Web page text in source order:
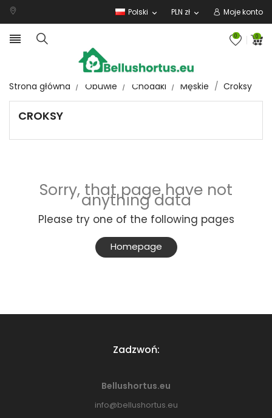
Polski expand_more PLN zł expand_more Moje konto
0 0

Strona główna Obuwie Chodaki Męskie Croksy
CROKSY
Sorry, that page have not
anything data
Please try one of the following pages
Homepage
Zadzwoń:
Bellushortus.eu
info@bellushortus.eu